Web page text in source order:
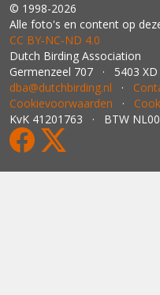
© 1998-2026
Alle foto's en content op
CC BY‑NC‑ND 4.0
Dutch Birding Association
Germenzeel 707 · 5403
dba@dutchbirding.nl ·
Cookievoorwaarden ·
KvK 41201763 · BTW